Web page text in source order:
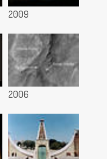
2009
2006